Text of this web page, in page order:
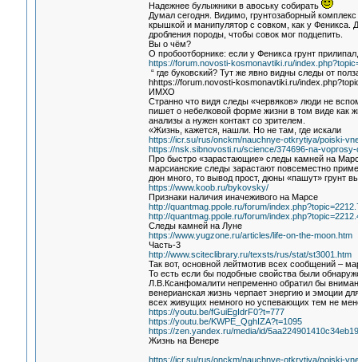
Надежнее булыжники в авоську собирать
Думал сегодня. Видимо, грунтозаборный
крышкой и манипулятор с совком, как у Феникса.
дробления породы, чтобы совок мог подцепить.
Вы о чём?
О пробоотборнике: если у Феникса грунт
https://forum.novosti-kosmonavtiki.ru/
“ где буковский? Тут же явно видны следы от
hhttps://forum.novosti-kosmonavtiki.ru/
ИМХО
Странно что видя следы «червяков» люди не
пишет о небелковой форме жизни в том виде как
анализы а нужен контакт со зрителем.
«Жизнь, кажется, нашли. Но не там, где искали
https://icr.su/rus/onckm/nauchnye-otkrytiya/poiski-
https://nsk.sibnovosti.ru/science/374696-na-
Про быстро «зарастающие» следы камней на
марсианские следы зарастают повсеместно
дюн много, то вывод прост, дюны «пашут» грунт
https://www.koob.ru/bykovsky/
Признаки наличия иначеживого на Марсе
http://quantmag.ppole.ru/forum/
http://quantmag.ppole.ru/forum/
Следы камней на Луне
https://www.yugzone.ru/articles/life-on-the-moon.htm
Часть-3
http://www.sciteclibrary.ru/texsts/rus/stat/st3001.htm
Так вот, основной лейтмотив всех сообщений –
То есть если бы подобные свойства были
Л.В.Ксанфомалити непременно обратил бы
венерианская жизнь черпает энергию и эмоции
всех живущих немного но успевающих тем не
https://youtu.be/fGuiEgIdrF0?t=777
https://youtu.be/KWPE_QghIZA?t=1095
https://zen.yandex.ru/media/id/
Жизнь на Венере
https://icr.su/rus/onckm/nauchnye-otkrytiya/poiski-